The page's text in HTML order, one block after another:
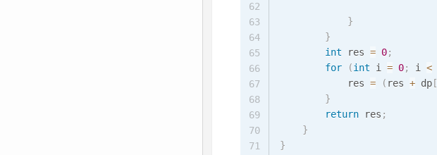
}
}
int res = 0;
for
(int i = 0; i <
            res
= ( res + dp[
}
return res ;
}
}
62
63
64
65
66
67
68
69
70
71